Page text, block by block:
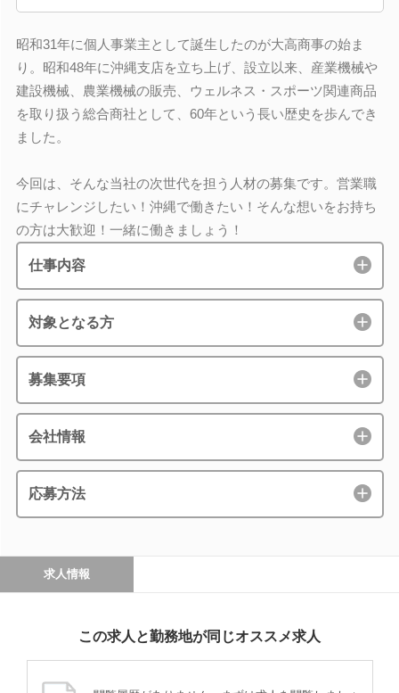
昭和31年に個人事業主として誕生したのが大高商事の始ま
り。昭和48年に沖縄支店を立ち上げ、設立以来、産業機械や
建設機械、農業機械の販売、ウェルネス・スポーツ関連商品
を取り扱う総合商社として、60年という長い歴史を歩んでき
ました。
今回は、そんな当社の次世代を担う人材の募集です。営業職
にチャレンジしたい！沖縄で働きたい！そんな想いをお持ち
の方は大歓迎！一緒に働きましょう！
仕事内容
対象となる方
募集要項
会社情報
応募方法
求人情報
この求人と勤務地が同じオススメ求人